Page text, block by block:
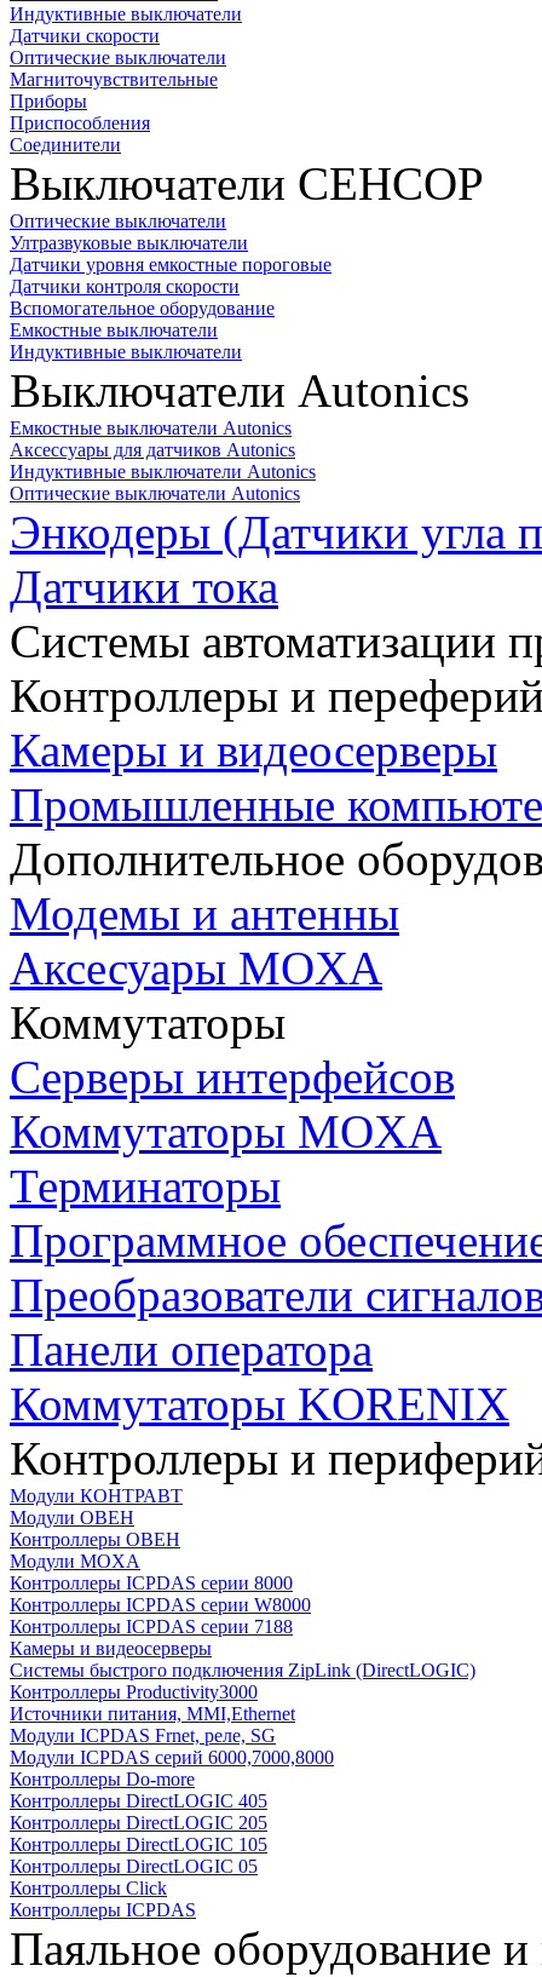
Индуктивные выключатели
Датчики скорости
Оптические выключатели
Магниточувствительные
Приборы
Приспособления
Соединители
Выключатели СЕНСОР
Оптические выключатели
Ултразвуковые выключатели
Датчики уровня емкостные пороговые
Датчики контроля скорости
Вспомогательное оборудование
Емкостные выключатели
Индуктивные выключатели
Выключатели Autonics
Емкостные выключатели Autonics
Аксессуары для датчиков Autonics
Индуктивные выключатели Autonics
Оптические выключатели Autonics
Энкодеры (Датчики угла
Датчики тока
Системы автоматизации
Контроллеры и
Камеры и видеосерверы
Промышленные
Дополнительное
Модемы и антенны
Аксесуары MOXA
Коммутаторы
Серверы интерфейсов
Коммутаторы MOXA
Терминаторы
Программное
Преобразователи
Панели оператора
Коммутаторы KORENIX
Контроллеры и
Модули КОНТРАВТ
Модули ОВЕН
Контроллеры ОВЕН
Модули MOXA
Контроллеры ICPDAS серии 8000
Контроллеры ICPDAS серии W8000
Контроллеры ICPDAS серии 7188
Камеры и видеосерверы
Системы быстрого подключения ZipLink (DirectLOGIC)
Контроллеры Productivity3000
Источники питания, MMI,Ethernet
Модули ICPDAS Frnet, реле, SG
Модули ICPDAS серий 6000,7000,8000
Контроллеры Do-more
Контроллеры DirectLOGIC 405
Контроллеры DirectLOGIC 205
Контроллеры DirectLOGIC 105
Контроллеры DirectLOGIC 05
Контроллеры Click
Контроллеры ICPDAS
Паяльное оборудование